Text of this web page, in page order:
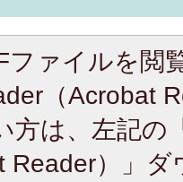
ファイルを閲
（Acrobat
方は、左記の
Reader）」